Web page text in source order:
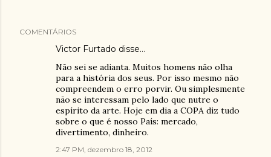
COMENTÁRIOS
Victor Furtado disse…
Não sei se adianta. Muitos homens não olha
para a história dos seus. Por isso mesmo não
compreendem o erro porvir. Ou simplesmente
não se interessam pelo lado que nutre o
espírito da arte. Hoje em dia a COPA diz tudo
sobre o que é nosso País: mercado,
divertimento, dinheiro.
2:47 PM, dezembro 18, 2012